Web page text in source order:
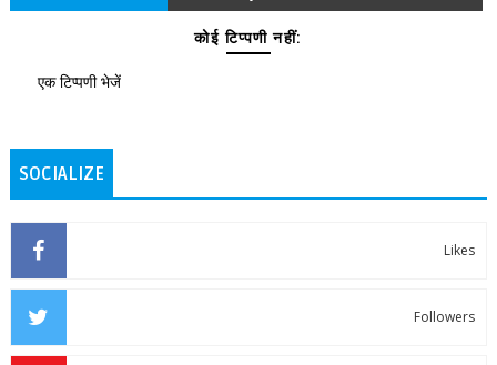
कोई टिप्पणी नहीं:
एक टिप्पणी भेजें
SOCIALIZE
Likes
Followers